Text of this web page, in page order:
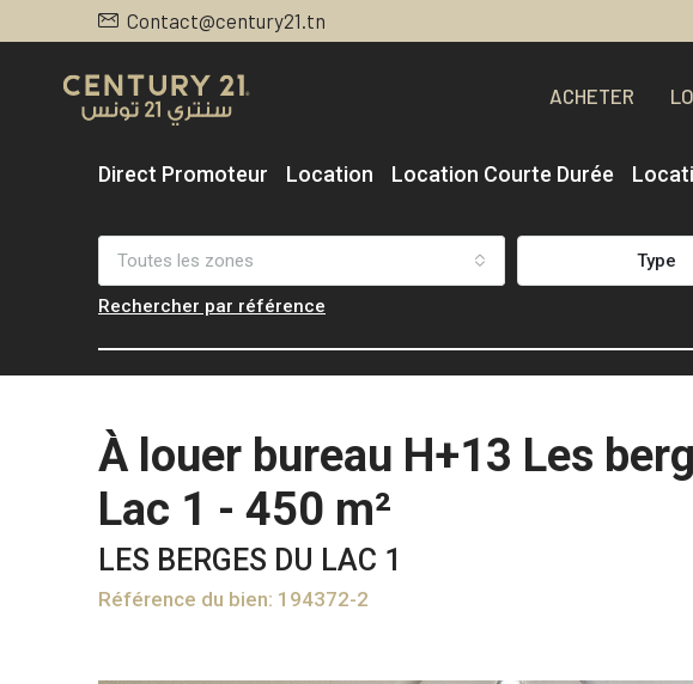
Contact@century21.tn
ACHETER
Direct Promoteur Location Location Courte Durée
Toutes les zones Type
Rechercher par référence
À louer bureau H+13 Les
Lac 1 - 450 m²
LES BERGES DU LAC 1
Référence du bien: 194372-2